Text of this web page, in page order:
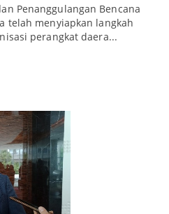
Penanggulangan Bencana
telah menyiapkan langkah
perangkat daera...